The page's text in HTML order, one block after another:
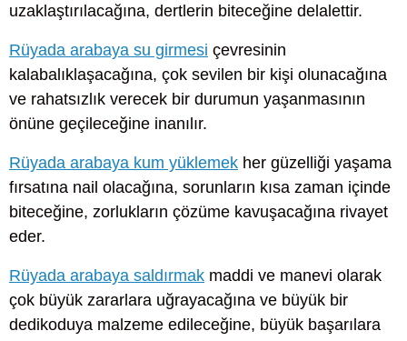
uzaklaştırılacağına, dertlerin biteceğine delalettir.
Rüyada arabaya su girmesi çevresinin
kalabalıklaşacağına, çok sevilen bir kişi olunacağına
ve rahatsızlık verecek bir durumun yaşanmasının
önüne geçileceğine inanılır.
Rüyada arabaya kum yüklemek her güzelliği yaşama
fırsatına nail olacağına, sorunların kısa zaman içinde
biteceğine, zorlukların çözüme kavuşacağına rivayet
eder.
Rüyada arabaya saldırmak maddi ve manevi olarak
çok büyük zararlara uğrayacağına ve büyük bir
dedikoduya malzeme edileceğine, büyük başarılara